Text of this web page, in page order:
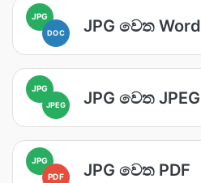
JPG
DOC JPG වෙත Word
JPG
JPEG JPG වෙත JPEG
JPG
PDF
JPG වෙත PDF